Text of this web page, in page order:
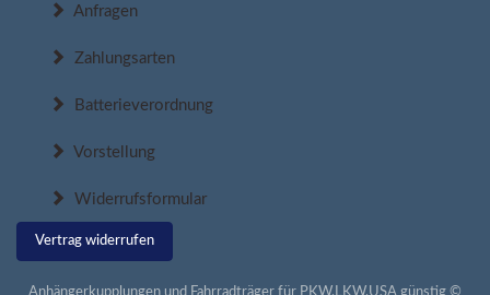
Anfragen
Zahlungsarten
Batterieverordnung
Vorstellung
Widerrufsformular
Vertrag widerrufen